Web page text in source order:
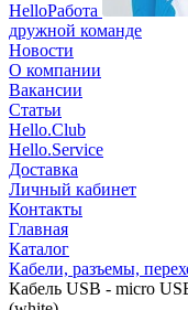
HelloРабота
дружной команде
Новости
О компании
Вакансии
Статьи
Hello.Club
Hello.Service
Доставка
Личный кабинет
Контакты
Главная
Каталог
Кабели, разъемы,
Кабель USB - micro